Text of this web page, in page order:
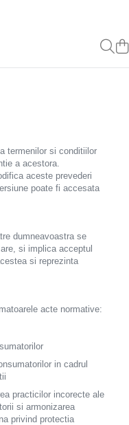
termenilor si conditiilor
a acestora.
aceste prevederi
poate fi accesata
dumneavoastra se
si implica acceptul
si reprezinta
acte normative:
in cadrul
practicilor incorecte ale
si armonizarea
privind protectia